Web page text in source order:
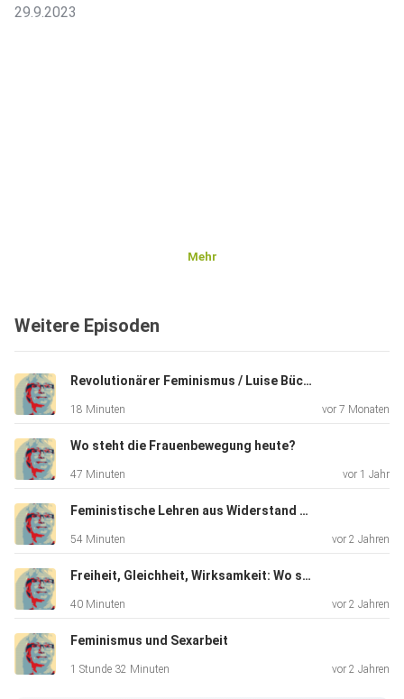
29.9.2023
Mehr
Weitere Episoden
Revolutionärer Feminismus / Luise Büchner Preis 2025
18 Minuten vor 7 Monaten
Wo steht die Frauenbewegung heute?
47 Minuten vor 1 Jahr
Feministische Lehren aus Widerstand und Verfolgung
54 Minuten vor 2 Jahren
Freiheit, Gleichheit, Wirksamkeit: Wo steht die Frauenbewegung heute?
40 Minuten vor 2 Jahren
Feminismus und Sexarbeit
1 Stunde 32 Minuten vor 2 Jahren